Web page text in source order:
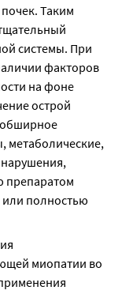
Таким
системы. При
факторов
на фоне
острой
обширное
метаболические,
препаратом
или полностью
миопатии во